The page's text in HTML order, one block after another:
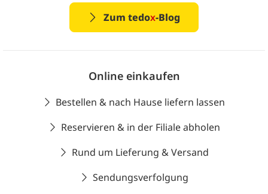
Zum tedox-Blog
Online einkaufen
Bestellen & nach Hause liefern lassen
Reservieren & in der Filiale abholen
Rund um Lieferung & Versand
Sendungsverfolgung